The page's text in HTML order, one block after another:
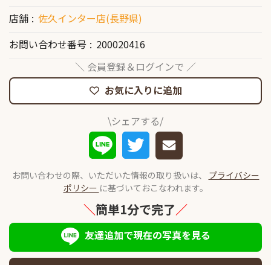
店舗
佐久インター店(長野県)
お問い合わせ番号
200020416
＼ 会員登録＆ログインで ／
お気に入りに追加
\シェアする/
お問い合わせの際、いただいた情報の取り扱いは、 プライバシー
ポリシー に基づいておこなわれます。
＼簡単1分で完了／
友達追加で現在の写真を見る